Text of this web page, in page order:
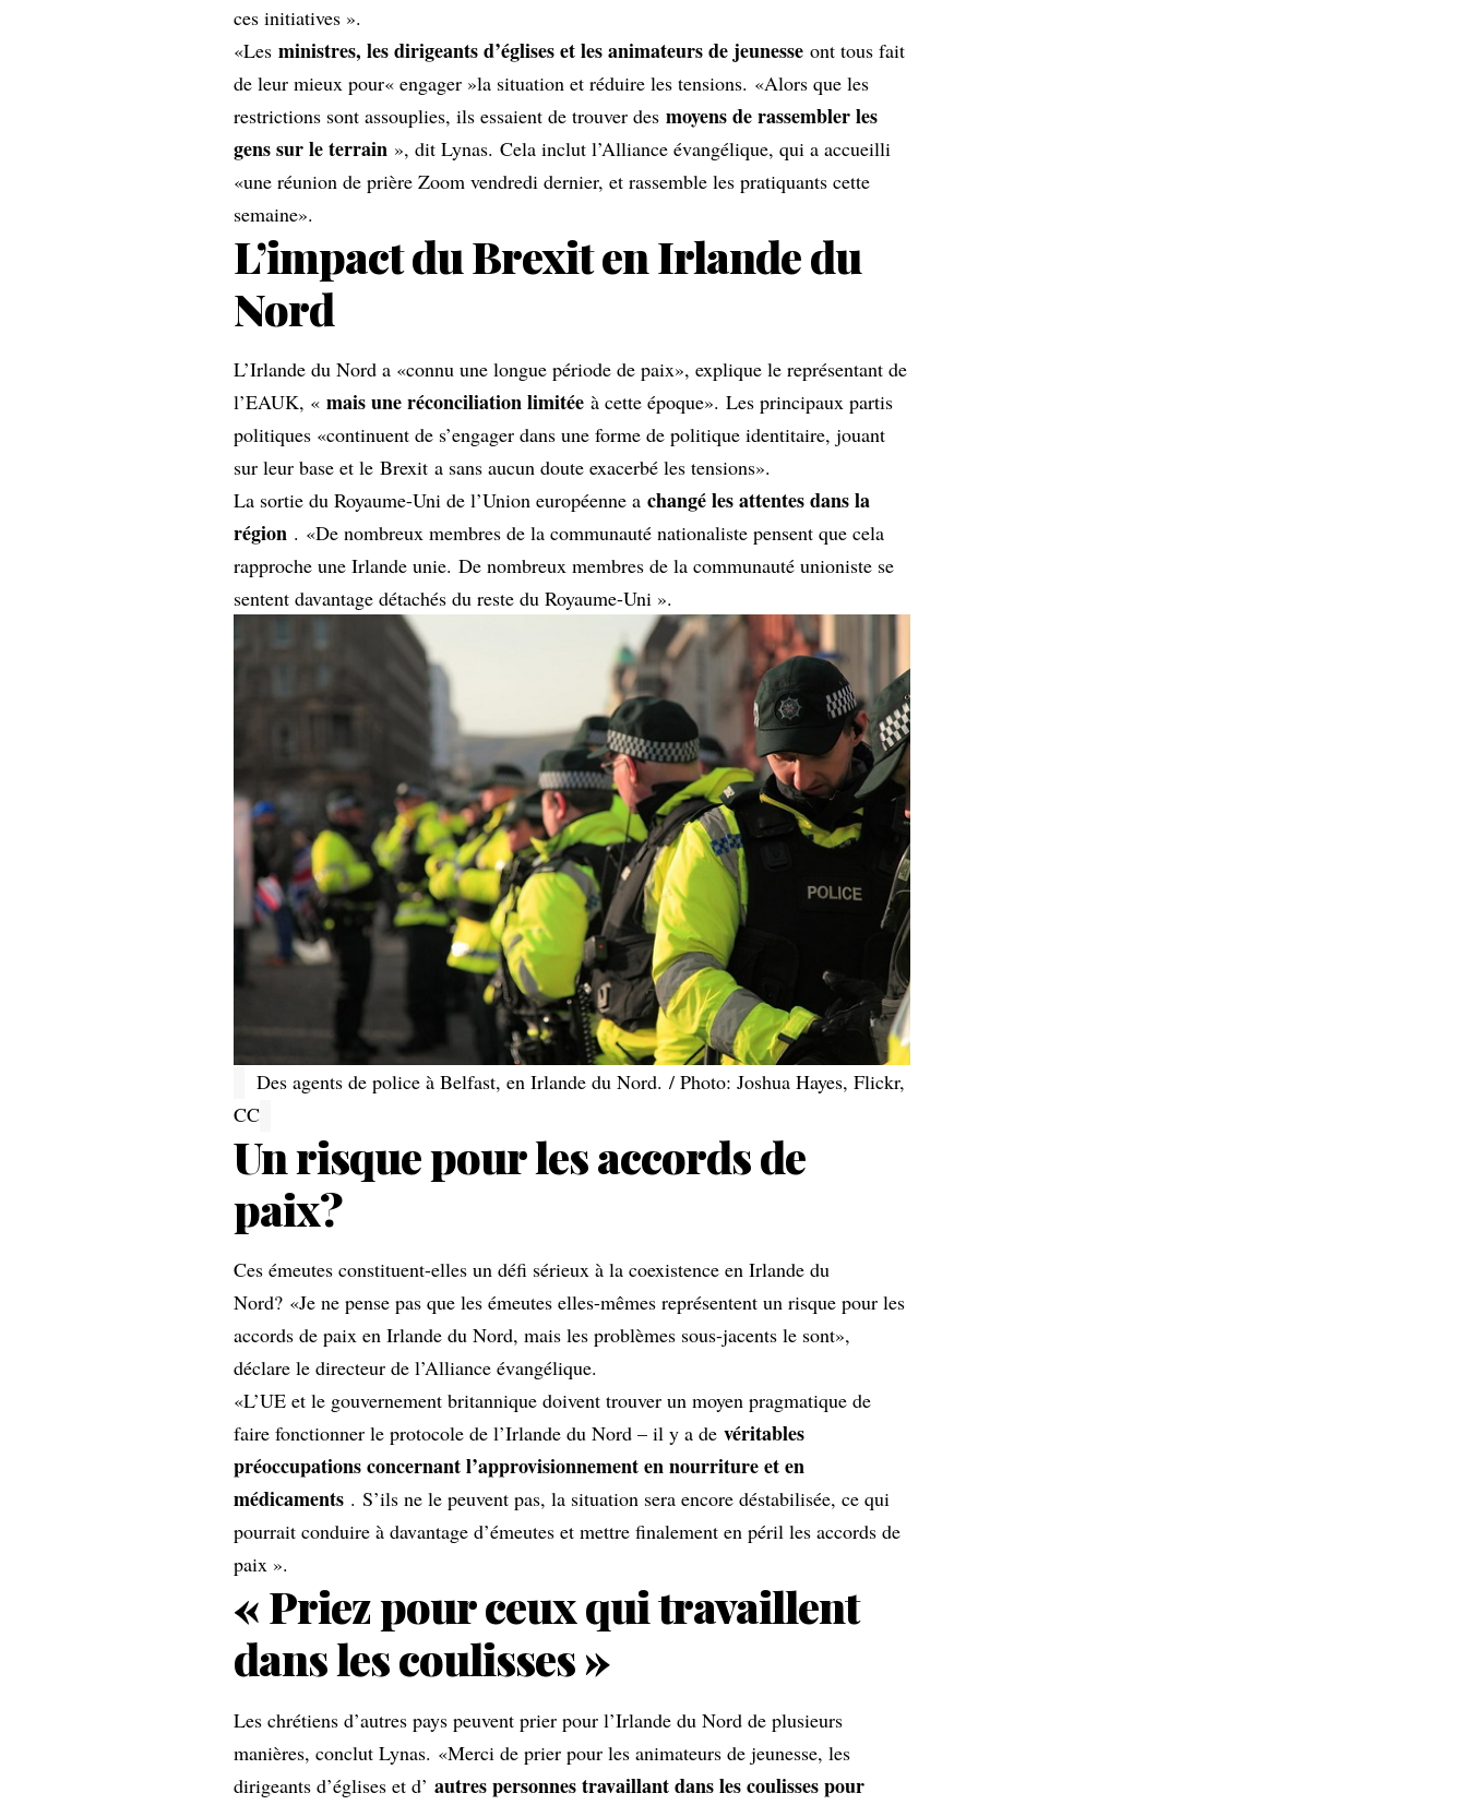
ces initiatives ».
«Lesministres, les dirigeants d’églises et les animateurs de jeunesse ont tous fait
de leur mieux pour« engager »la situation et réduire les tensions. «Alors que les
restrictions sont assouplies, ils essaient de trouver desmoyens de rassembler les
gens sur le terrain », dit Lynas. Cela inclut l’Alliance évangélique, qui a accueilli
«une réunion de prière Zoom vendredi dernier, et rassemble les pratiquants cette
semaine».
L’impact du Brexit en Irlande du
Nord
L’Irlande du Nord a «connu une longue période de paix», explique le représentant de
l’EAUK, «mais une réconciliation limitée à cette époque». Les principaux partis
politiques «continuent de s’engager dans une forme de politique identitaire, jouant
sur leur base et leBrexit a sans aucun doute exacerbé les tensions».
La sortie du Royaume-Uni de l’Union européenne achangé les attentes dans la
région . «De nombreux membres de la communauté nationaliste pensent que cela
rapproche une Irlande unie. De nombreux membres de la communauté unioniste se
sentent davantage détachés du reste du Royaume-Uni ».
Des agents de police à Belfast, en Irlande du Nord. / Photo: Joshua Hayes, Flickr,
CC
Un risque pour les accords de
paix?
Ces émeutes constituent-elles un défi sérieux à la coexistence en Irlande du
Nord? «Je ne pense pas que les émeutes elles-mêmes représentent un risque pour les
accords de paix en Irlande du Nord, mais les problèmes sous-jacents le sont»,
déclare le directeur de l’Alliance évangélique.
«L’UE et le gouvernement britannique doivent trouver un moyen pragmatique de
faire fonctionner le protocole de l’Irlande du Nord – il y a devéritables
préoccupations concernant l’approvisionnement en nourriture et en
médicaments . S’ils ne le peuvent pas, la situation sera encore déstabilisée, ce qui
pourrait conduire à davantage d’émeutes et mettre finalement en péril les accords de
paix ».
« Priez pour ceux qui travaillent
dans les coulisses »
Les chrétiens d’autres pays peuvent prier pour l’Irlande du Nord de plusieurs
manières, conclut Lynas. «Merci de prier pour les animateurs de jeunesse, les
dirigeants d’églises et d’autres personnes travaillant dans les coulisses pour